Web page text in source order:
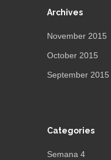
Archives
November 2015
October 2015
September 2015
Categories
Semana 4